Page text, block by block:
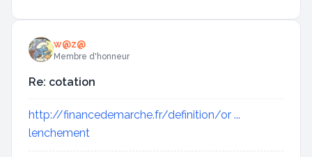
w@z@
Membre d'honneur
Re: cotation
http://financedemarche.fr/definition/or ...
lenchement